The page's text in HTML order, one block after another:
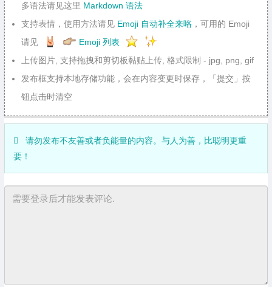
多语法请见这里 Markdown 语法
支持表情，使用方法请见 Emoji 自动补全来咯 ，可用的 Emoji
请见
Emoji 列表
上传图片, 支持拖拽和剪切板黏贴上传, 格式限制 - jpg, png, gif
发布框支持本地存储功能，会在内容变更时保存，「提交」按
钮点击时清空
请勿发布不友善或者负能量的内容。与人为善，比聪明更重
要！